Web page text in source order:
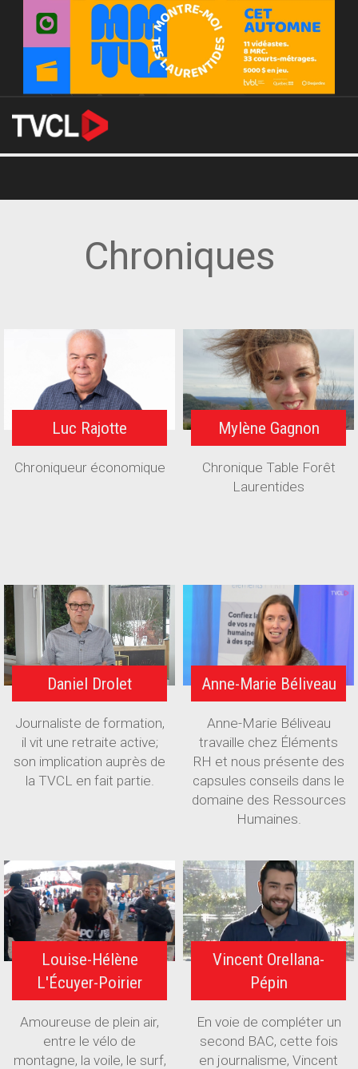
Chroniques
Luc Rajotte
Chroniqueur économique
Mylène Gagnon
Chronique Table Forêt
Laurentides
Daniel Drolet
Journaliste de formation,
il vit une retraite active;
son implication auprès de
la TVCL en fait partie.
Anne-Marie Béliveau
Anne-Marie Béliveau
travaille chez Éléments
RH et nous présente des
capsules conseils dans le
domaine des Ressources
Humaines.
Louise-Hélène
L'Écuyer-Poirier
Amoureuse de plein air,
entre le vélo de
montagne, la voile, le surf,
Vincent Orellana-
Pépin
En voie de compléter un
second BAC, cette fois
en journalisme, Vincent